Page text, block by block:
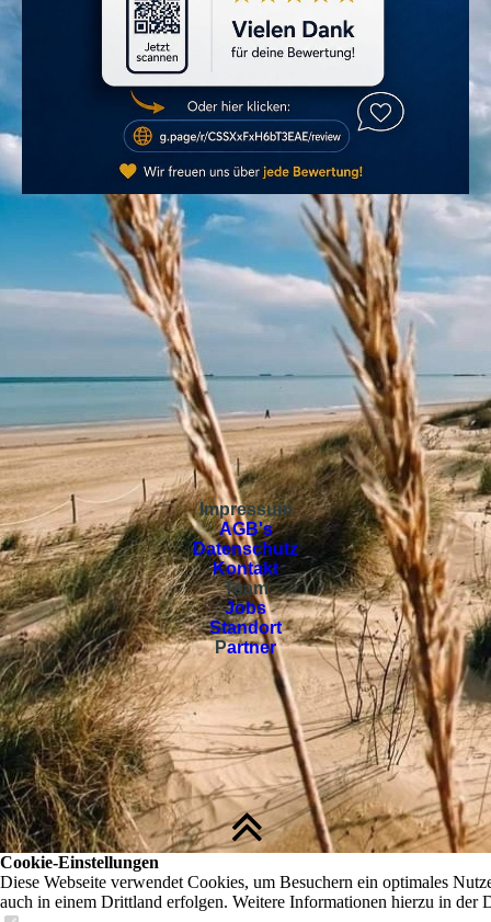
Impressum
AGB's
Datenschutz
Kontakt
Team
Jobs
Standort
Partner
Cookie-Einstellungen
Diese Webseite verwendet Cookies, um Besuchern ein optimales
auch in einem Drittland erfolgen. Weitere Informationen hierzu in der